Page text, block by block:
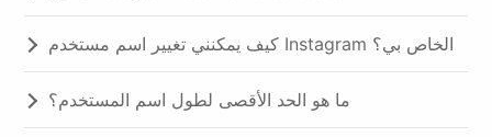
كيف يمكنني تغيير اسم مستخدم Instagram الخاص بي؟
ما هو الحد الأقصى لطول اسم المستخدم؟